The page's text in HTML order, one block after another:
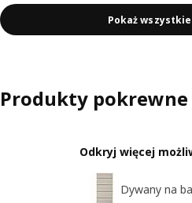
Pokaż
Produkty pokrewne
Odkryj więcej
Dywany na